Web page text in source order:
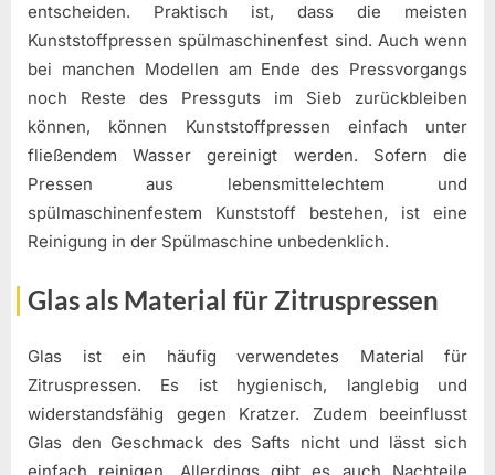
entscheiden. Praktisch ist, dass die meisten
Kunststoffpressen spülmaschinenfest sind. Auch wenn
bei manchen Modellen am Ende des Pressvorgangs
noch Reste des Pressguts im Sieb zurückbleiben
können, können Kunststoffpressen einfach unter
fließendem Wasser gereinigt werden. Sofern die
Pressen aus lebensmittelechtem und
spülmaschinenfestem Kunststoff bestehen, ist eine
Reinigung in der Spülmaschine unbedenklich.
Glas als Material für Zitruspressen
Glas ist ein häufig verwendetes Material für
Zitruspressen. Es ist hygienisch, langlebig und
widerstandsfähig gegen Kratzer. Zudem beeinflusst
Glas den Geschmack des Safts nicht und lässt sich